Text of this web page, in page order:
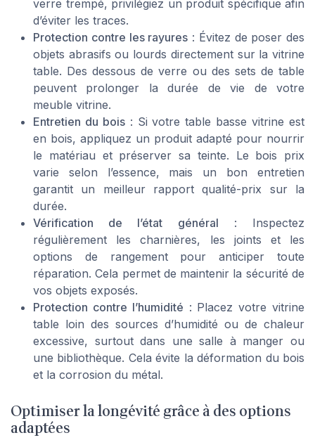
verre trempé, privilégiez un produit spécifique afin
d’éviter les traces.
Protection contre les rayures : Évitez de poser des
objets abrasifs ou lourds directement sur la vitrine
table. Des dessous de verre ou des sets de table
peuvent prolonger la durée de vie de votre
meuble vitrine.
Entretien du bois: Si votre table basse vitrine est
en bois, appliquez un produit adapté pour nourrir
le matériau et préserver sa teinte. Le bois prix
varie selon l’essence, mais un bon entretien
garantit un meilleur rapport qualité-prix sur la
durée.
Vérification de l’état général : Inspectez
régulièrement les charnières, les joints et les
options de rangement pour anticiper toute
réparation. Cela permet de maintenir la sécurité de
vos objets exposés.
Protection contre l’humidité : Placez votre vitrine
table loin des sources d’humidité ou de chaleur
excessive, surtout dans une salle à manger ou
une bibliothèque. Cela évite la déformation du bois
et la corrosion du métal.
Optimiser la longévité grâce à des options
adaptées